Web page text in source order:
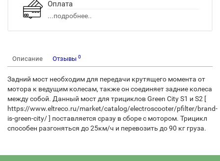
Оплата
...подробнее..
Описание Отзывы 0
Задний мост необходим для передачи крутящего момента от
мотора к ведущим колесам, также он соединяет задние колеса
между собой. Данный мост для трициклов Green City S1 и S2 [
https://www.eltreco.ru/market/catalog/electroscooter/pfilter/brand-
is-green-city/ ] поставляется сразу в сборе с мотором. Трицикл
способен разгоняться до 25км/ч и перевозить до 90 кг груза.